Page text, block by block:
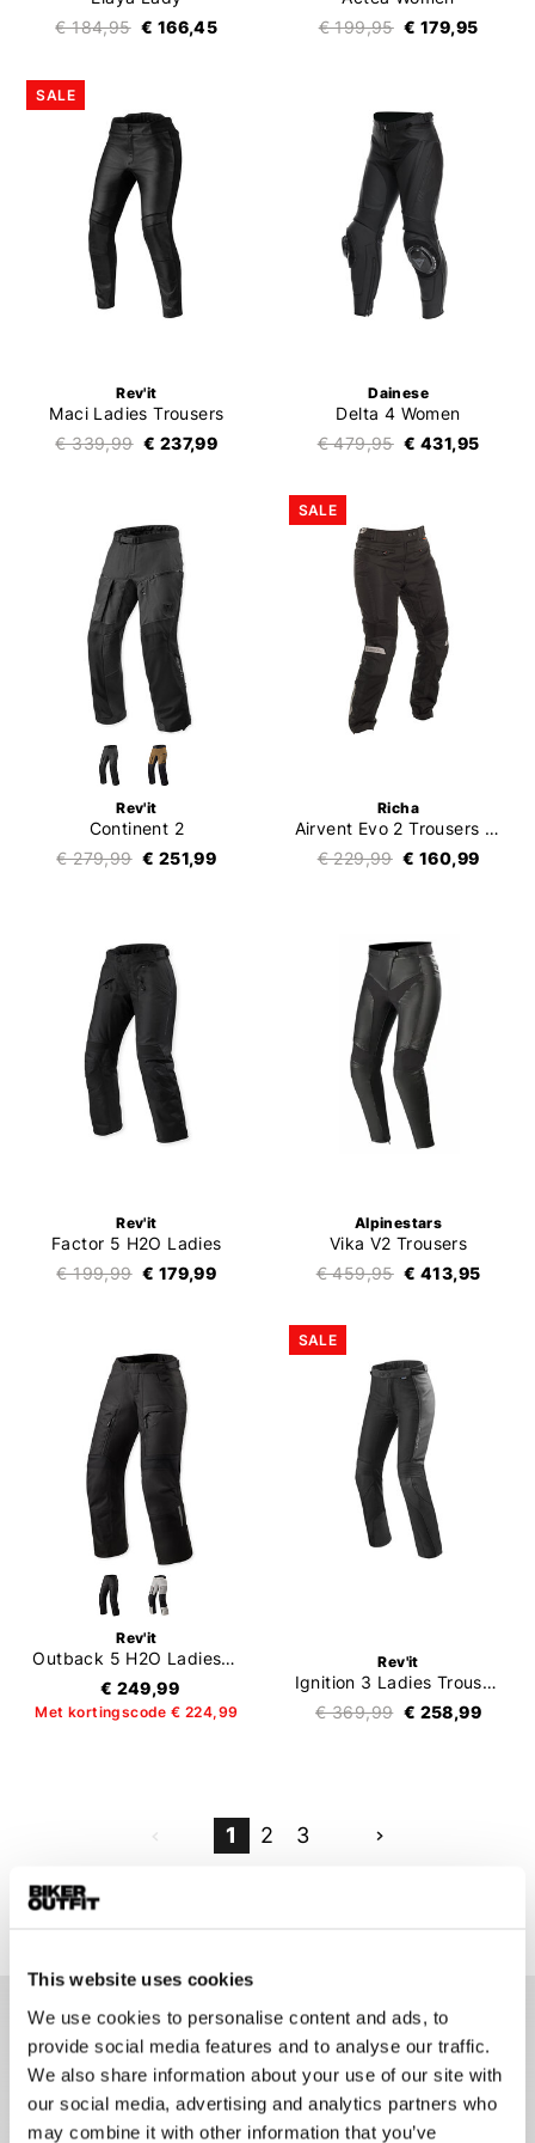
This website uses cookies
We use cookies to personalise content and ads, to
provide social media features and to analyse our traffic.
We also share information about your use of our site with
our social media, advertising and analytics partners who
may combine it with other information that you’ve
€ 184,95 € 166,45
€ 199,95 € 179,95
SALE
Rev'it
Maci Ladies Trousers
€ 339,99 € 237,99
Dainese
Delta 4 Women
€ 479,95 € 431,95
Rev'it
Continent 2
€ 279,99 € 251,99
SALE
Richa
Airvent Evo 2 Trousers Women
€ 229,99 € 160,99
Rev'it
Factor 5 H2O Ladies
€ 199,99 € 179,99
Alpinestars
Vika V2 Trousers
€ 459,95 € 413,95
Rev'it
Outback 5 H2O Ladies Trousers
€ 249,99
Met kortingscode € 224,99
SALE
Rev'it
Ignition 3 Ladies Trousers
€ 369,99 € 258,99
1 2 3
Dames motorbroek
Een dames motorbroek is een essentieel onderdeel van een
motoroutfit voor vrouwen. Net als een jas en een helm mag
een motorbroek niet ontbreken wanneer je gaat motorrijden.